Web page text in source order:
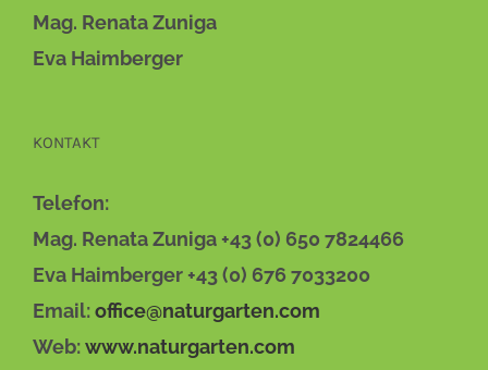
Mag. Renata Zuniga
Eva Haimberger
KONTAKT
Telefon:
Mag. Renata Zuniga +43 (0) 650 7824466
Eva Haimberger +43 (0) 676 7033200
Email:office@naturgarten.com
Web:www.naturgarten.com